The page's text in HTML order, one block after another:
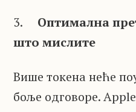
3. Оптимална
што мислите
Више токена неће
боље одговоре.